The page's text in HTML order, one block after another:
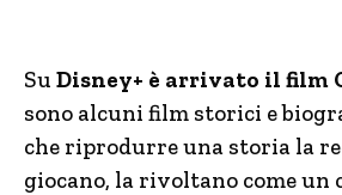
Su Disney+ è arrivato il film
sono alcuni film storici e
che riprodurre una storia la
giocano, la rivoltano come un